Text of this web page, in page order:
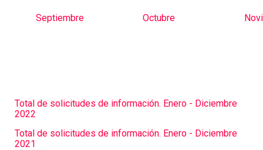
Septiembre Octubre
Total de solicitudes de información. Enero - Diciembre
2022
Total de solicitudes de información. Enero - Diciembre
2021